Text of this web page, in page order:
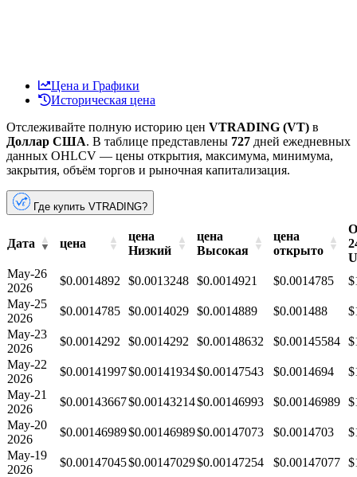
Цена и Графики
Историческая цена
Отслеживайте полную историю цен VTRADING (VT) в
Доллар США. В таблице представлены 727 дней ежедневных
данных OHLCV — цены открытия, максимума, минимума,
закрытия, объём торгов и рыночная капитализация.
Где купить VTRADING?
Дата цена
цена
Низкий
цена
Высокая
цена
открыто
May-26
2026
$0.0014892 $0.0013248 $0.0014921 $0.0014785
May-25
2026
$0.0014785 $0.0014029 $0.0014889 $0.001488
May-23
2026
$0.0014292 $0.0014292 $0.00148632 $0.00145584
May-22
2026
$0.00141997$0.00141934$0.00147543 $0.0014694
May-21
2026
$0.00143667$0.00143214$0.00146993 $0.00146989
May-20
2026
$0.00146989$0.00146989$0.00147073 $0.0014703
May-19
2026
$0.00147045$0.00147029$0.00147254 $0.00147077